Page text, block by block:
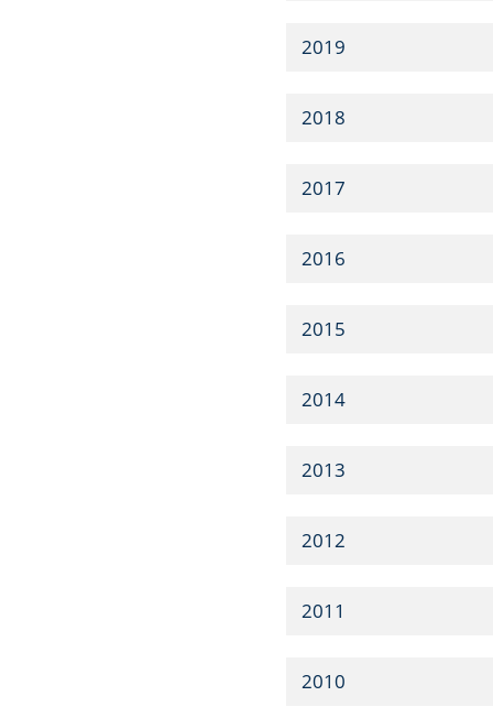
2019
2018
2017
2016
2015
2014
2013
2012
2011
2010